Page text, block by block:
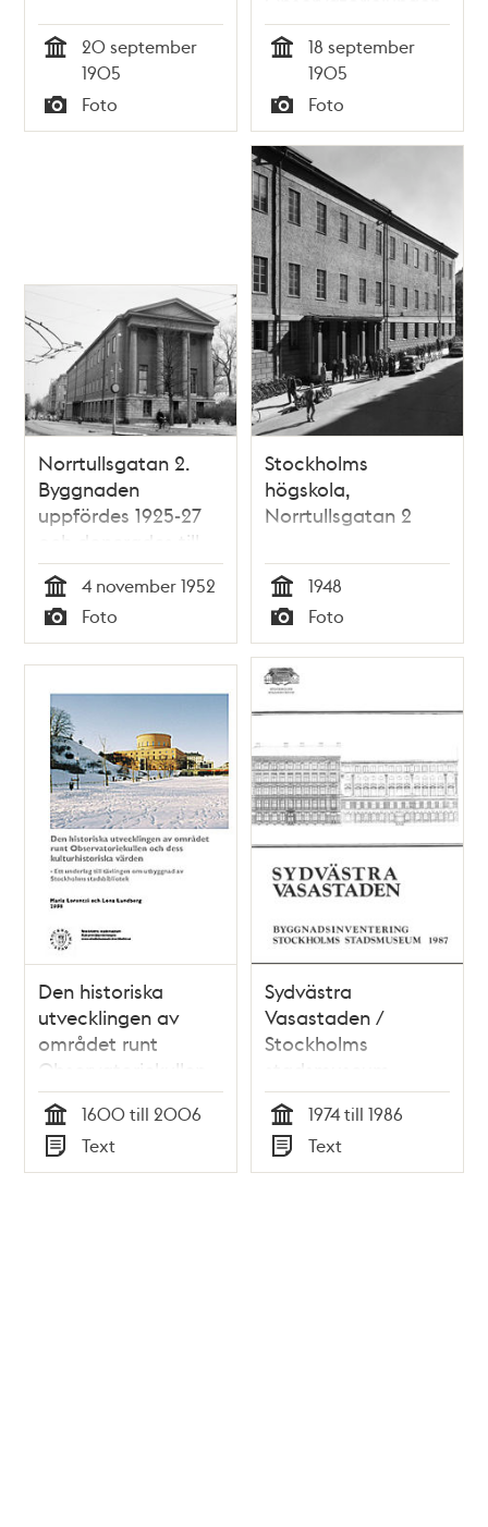
20 september
1905
Typ
Foto
till höger
18 september
1905
Typ
Foto
Norrtullsgatan 2.
Byggnaden
uppfördes 1925-27
och donerades till
Stockholms
högskola från
Stockholms stad.
Från 1998 kallas
byggnaden
Studentpalatset,
och hyser läsplatser
för studenter
Tid
4 november 1952
Typ
Foto
Stockholms
högskola,
Norrtullsgatan 2
Tid
1948
Typ
Foto
Den historiska
utvecklingen av
området runt
Observatoriekullen
och dess
kulturhistoriska
värden : ett
underlag till
Tid
1600 till 2006
Typ
Text
Sydvästra
Vasastaden /
Stockholms
stadsmuseum
Tid
1974 till 1986
Typ
Text